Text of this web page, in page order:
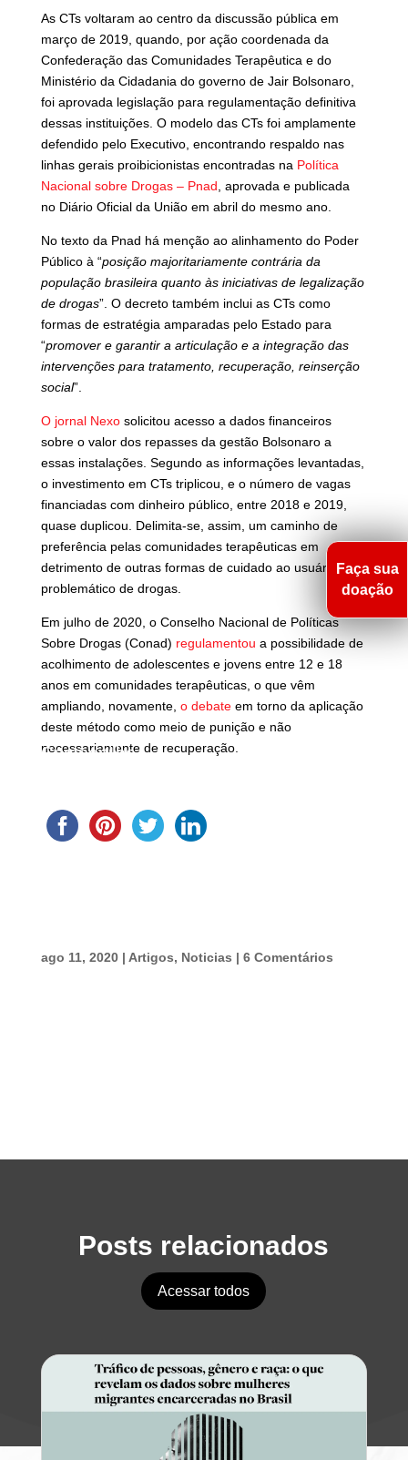
As CTs voltaram ao centro da discussão pública em
março de 2019, quando, por ação coordenada da
Confederação das Comunidades Terapêutica e do
Ministério da Cidadania do governo de Jair Bolsonaro,
foi aprovada legislação para regulamentação definitiva
dessas instituições. O modelo das CTs foi amplamente
defendido pelo Executivo, encontrando respaldo nas
linhas gerais proibicionistas encontradas na Política
Nacional sobre Drogas – Pnad , aprovada e publicada
no Diário Oficial da União em abril do mesmo ano.
No texto da Pnad há menção ao alinhamento do Poder
Público à “posição majoritariamente contrária da
população brasileira quanto às iniciativas de legalização
de drogas”. O decreto também inclui as CTs como
formas de estratégia amparadas pelo Estado para
“promover e garantir a articulação e a integração das
intervenções para tratamento, recuperação, reinserção
social”.
O jornal Nexosolicitou acesso a dados financeiros
sobre o valor dos repasses da gestão Bolsonaro a
essas instalações. Segundo as informações levantadas,
o investimento em CTs triplicou, e o número de vagas
financiadas com dinheiro público, entre 2018 e 2019,
quase duplicou. Delimita-se, assim, um caminho de
preferência pelas comunidades terapêuticas em
detrimento de outras formas de cuidado ao usuário
problemático de drogas.
Em julho de 2020, o Conselho Nacional de Políticas
Sobre Drogas (Conad) regulamentou a possibilidade de
acolhimento de adolescentes e jovens entre 12 e 18
anos em comunidades terapêuticas, o que vêm
ampliando, novamente, o debateem torno da aplicação
deste método como meio de punição e não
necessariamente de recuperação.
Compartilhe
ago 11, 2020| Artigos, Noticias | 6 Comentários
Posts relacionados
Acessar todos
Faça sua
doação